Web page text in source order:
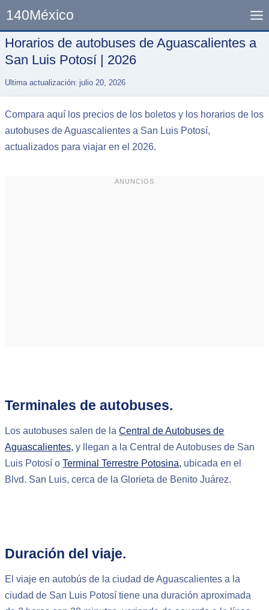
content
140México
Horarios de autobuses de Aguascalientes a
San Luis Potosí | 2026
Ultima actualización: julio 20, 2026
Compara aquí los precios de los boletos y los horarios de los
autobuses de Aguascalientes a San Luis Potosí,
actualizados para viajar en el 2026.
ANUNCIOS
Terminales de autobuses.
Los autobuses salen de laCentral de Autobuses de
Aguascalientes, y llegan a la Central de Autobuses de San
Luis Potosí oTerminal Terrestre Potosina, ubicada en el
Blvd. San Luis, cerca de la Glorieta de Benito Juárez.
Duración del viaje.
El viaje en autobús de la ciudad de Aguascalientes a la
ciudad de San Luis Potosí tiene una duración aproximada